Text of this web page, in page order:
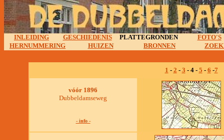
INLEIDING GESCHIEDENIS PLATTEGRONDEN
FOTO'S
HERNUMMERING
HUIZEN BRONNEN
1 - 2 - 3 - 4 - 5 - 6 -7
vóór 1896
Dubbeldamseweg
- info -